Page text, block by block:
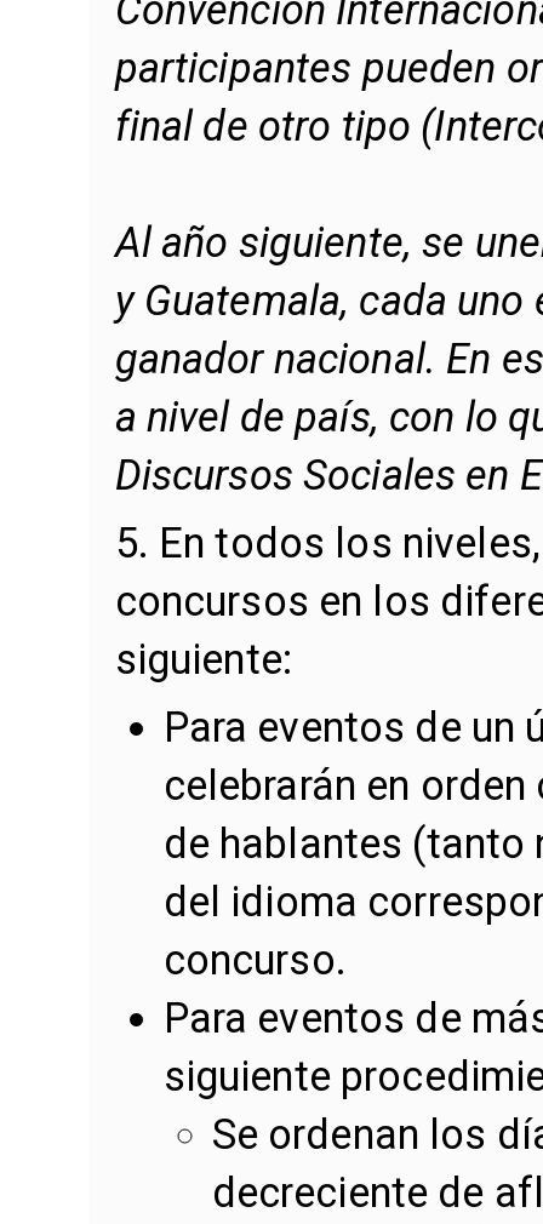
participantes pueden
final de otro tipo
Al año siguiente, se
y Guatemala, cada
ganador nacional. En
a nivel de país, con lo
Discursos Sociales en
5. En todos los
concursos en los
siguiente:
Para eventos de un
celebrarán en
de hablantes
del idioma
concurso.
Para eventos de
siguiente
Se ordenan los
decreciente de